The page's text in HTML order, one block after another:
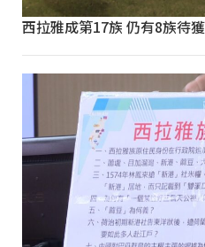
西拉雅成第17族 仍有8族待